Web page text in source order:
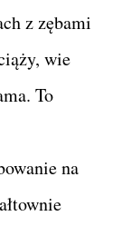
z zębami
wie
To
na